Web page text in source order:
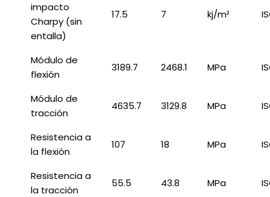
impacto
Charpy (sin
entalla)
17.5 7 kj/m²
Módulo de
flexión
3189.7 2468.1 MPa
Módulo de
tracción
4635.7 3129.8 MPa
Resistencia a
la flexión
107 18 MPa
Resistencia a
la tracción
55.5 43.8 MPa